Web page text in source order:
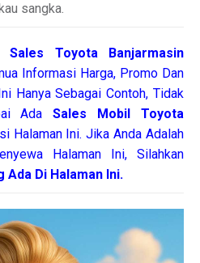
sangka.
Sales
Toyota Banjarmasin
Informasi Harga, Promo Dan
Hanya Sebagai Contoh, Tidak
AdaSales Mobil Toyota
Halaman Ini. Jika Anda Adalah
Halaman Ini, Silahkan
Ada Di Halaman Ini.